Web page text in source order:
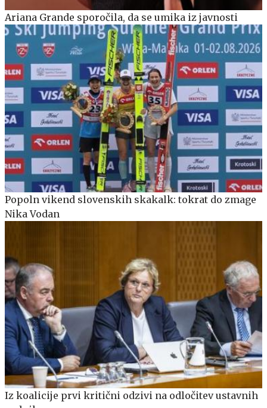
Ariana Grande sporočila, da se umika iz javnosti
Popoln vikend slovenskih skakalk: tokrat do zmage
Nika Vodan
Iz koalicije prvi kritični odzivi na odločitev ustavnih